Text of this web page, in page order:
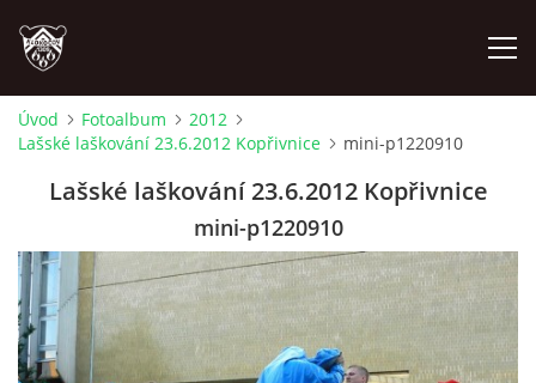
ÚVOD
PROBĚHLÉ AKCE
NOVINKY
Úvod Fotoalbum
2012
Lašské laškování 23.6.2012 Kopřivnice
mini-p1220910
Lašské laškování 23.6.2012 Kopřivnice
mini-p1220910